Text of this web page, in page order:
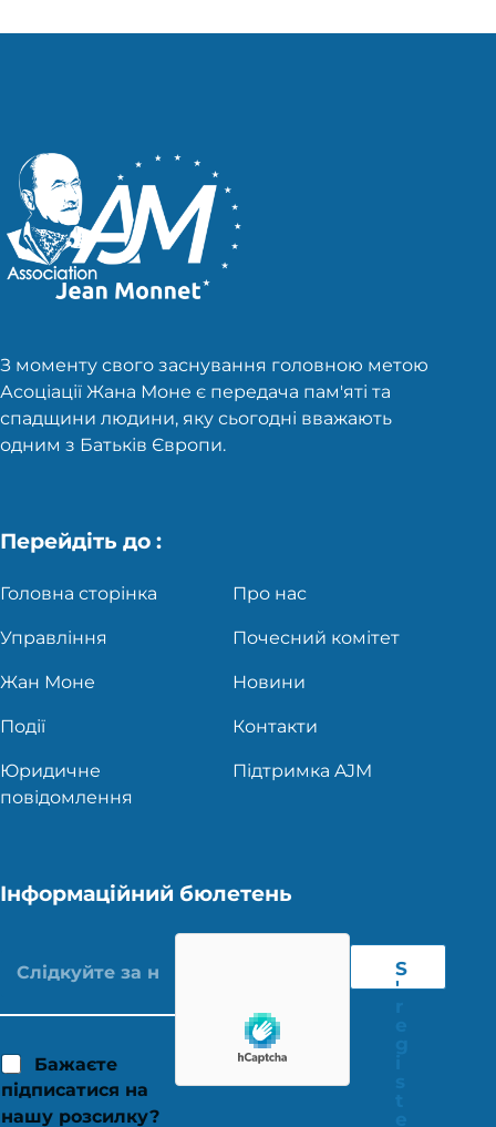
З моменту свого заснування головною метою
Асоціації Жана Моне є передача пам'яті та
спадщини людини, яку сьогодні вважають
одним з Батьків Європи.
Перейдіть до :
Головна сторінка Про нас
Управління Почесний комітет
Жан Моне Новини
Події Контакти
Юридичне
повідомлення
Підтримка AJM
Інформаційний бюлетень
Бажаєте
підписатися на
нашу розсилку?
S
'